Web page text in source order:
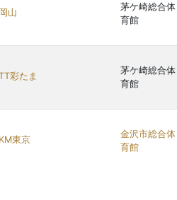
岡山
茅ケ崎総合体
育館
彩たま
茅ケ崎総合体
育館
KM東京
金沢市総合体
育館